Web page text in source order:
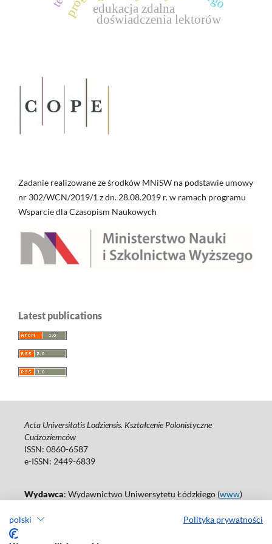
polski Polityka prywatności
edukacja zdalna
doświadczenia lektorów
Zadanie realizowane ze środków MNiSW na podstawie umowy
nr 302/WCN/2019/1 z dn. 28.08.2019 r. w ramach programu
Wsparcie dla Czasopism Naukowych
Latest publications
Acta Universitatis Lodziensis. Kształcenie Polonistyczne
Cudzoziemców
ISSN: 0860-6587
e-ISSN: 2449-6839
Wydawca: Wydawnictwo Uniwersytetu Łódzkiego (www)
Tel.: 42 235 01 65, fax: 42 66 55 86